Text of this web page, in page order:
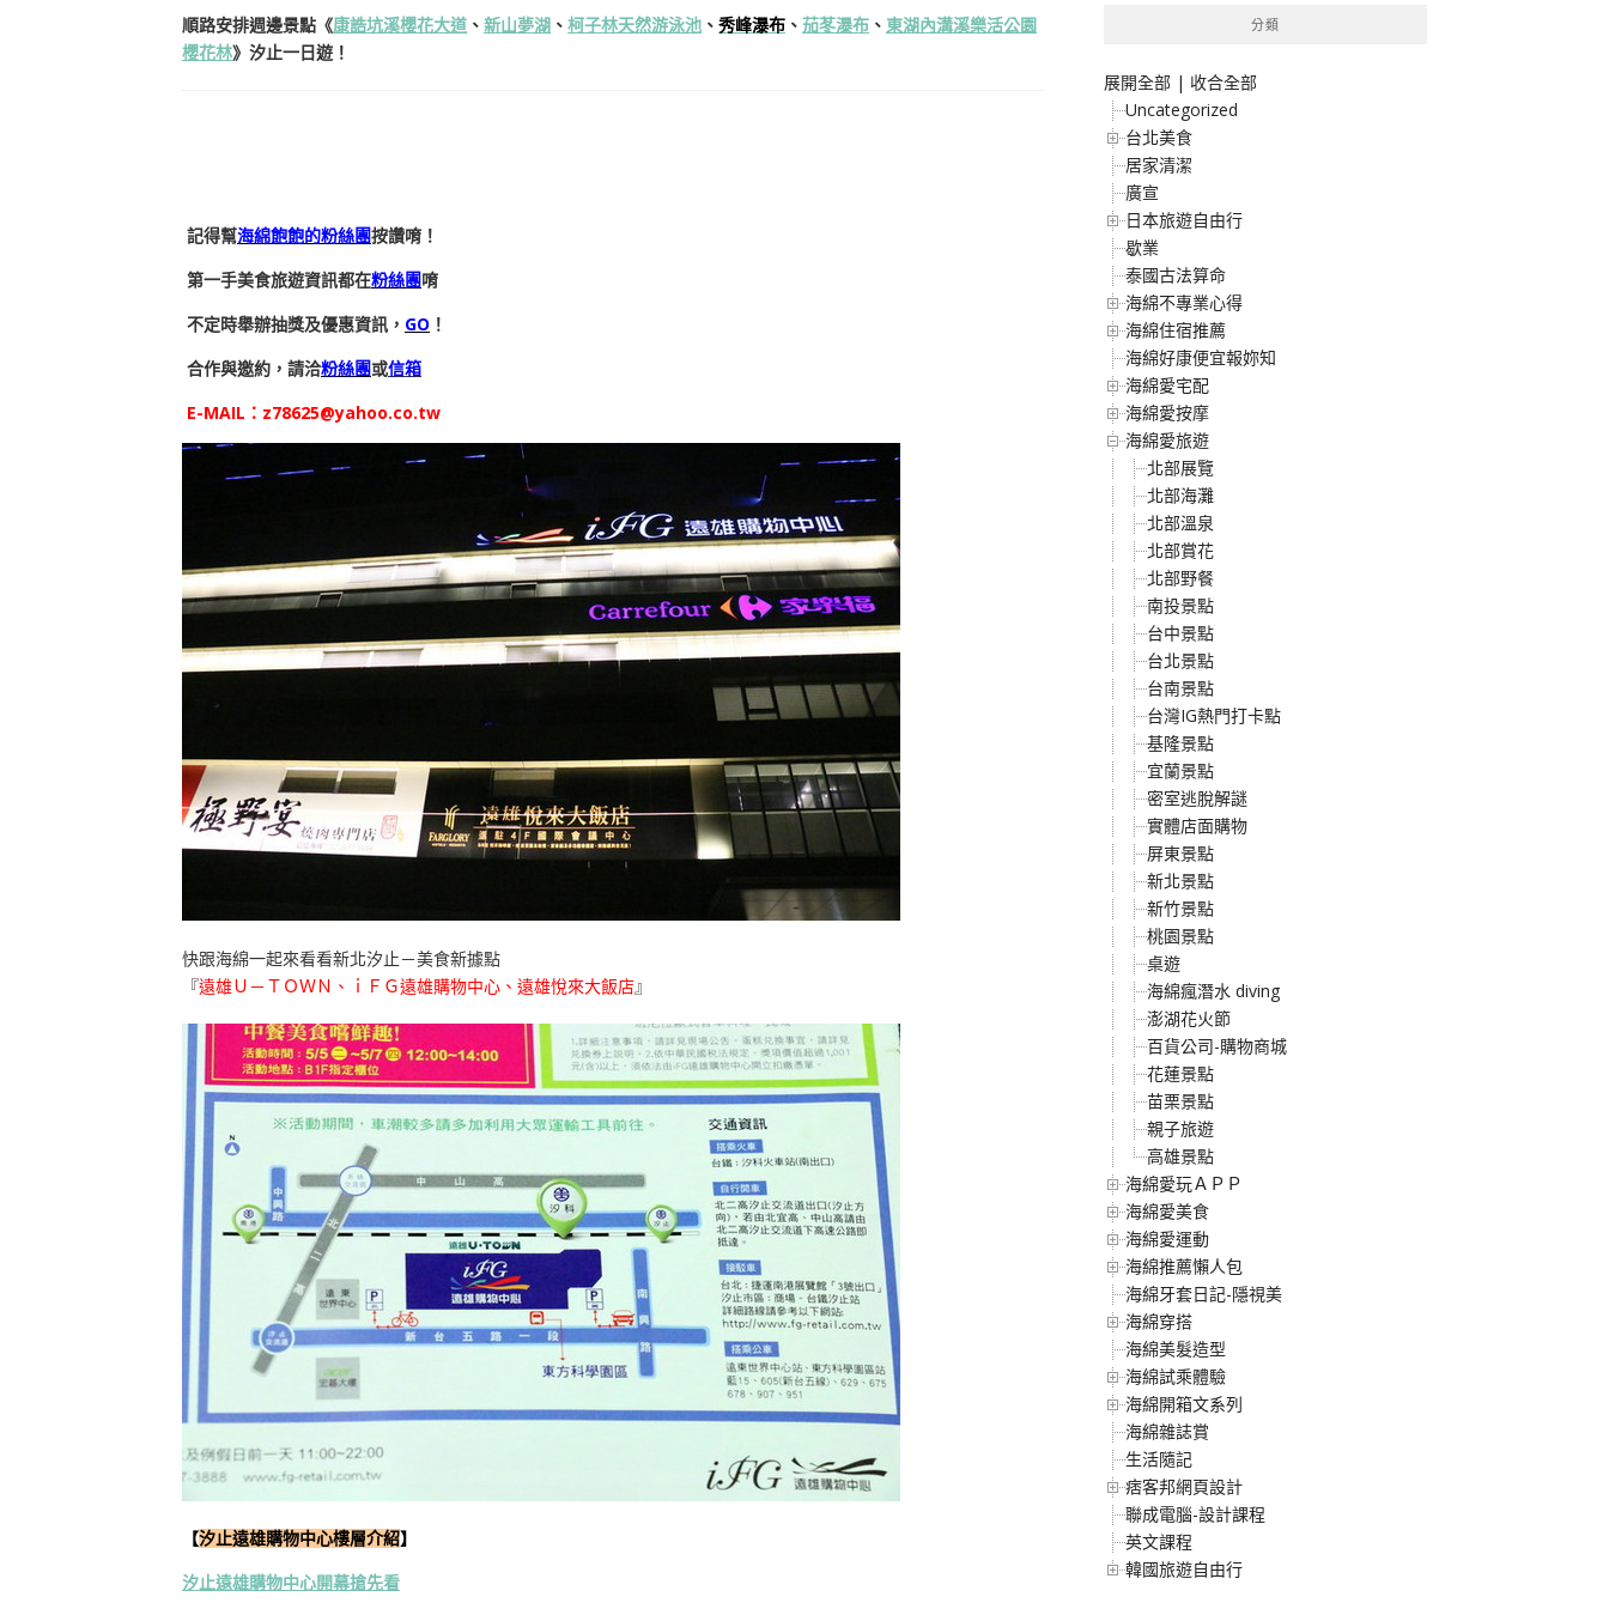
順路安排週邊景點《康誥坑溪櫻花大道 、 新山夢湖 、 柯子林天然游泳池 、 秀峰瀑布 、 茄苳瀑布 、 東湖內溝溪樂活公園
櫻花林》汐止一日遊！
記得幫海綿飽飽的粉絲團按讚唷！
第一手美食旅遊資訊都在粉絲團唷
不定時舉辦抽獎及優惠資訊， GO ！
合作與邀約，請洽粉絲團或信箱
E-MAIL： z78625@yahoo.co.tw
快跟海綿一起來看看新北汐止－美食新據點
『遠雄Ｕ－ＴＯＷＮ、ｉＦＧ遠雄購物中心、遠雄悅來大飯店』
【汐止遠雄購物中心樓層介紹】
汐止遠雄購物中心開幕搶先看
分類
展開全部 | 收合全部
Uncategorized
台北美食
居家清潔
廣宣
日本旅遊自由行
歇業
泰國古法算命
海綿不專業心得
海綿住宿推薦
海綿好康便宜報妳知
海綿愛宅配
海綿愛按摩
海綿愛旅遊
北部展覽
北部海灘
北部溫泉
北部賞花
北部野餐
南投景點
台中景點
台北景點
台南景點
台灣IG熱門打卡點
基隆景點
宜蘭景點
密室逃脫解謎
實體店面購物
屏東景點
新北景點
新竹景點
桃園景點
桌遊
海綿瘋潛水 diving
澎湖花火節
百貨公司-購物商城
花蓮景點
苗栗景點
親子旅遊
高雄景點
海綿愛玩ＡＰＰ
海綿愛美食
海綿愛運動
海綿推薦懶人包
海綿牙套日記-隱視美
海綿穿搭
海綿美髮造型
海綿試乘體驗
海綿開箱文系列
海綿雜誌賞
生活隨記
痞客邦網頁設計
聯成電腦-設計課程
英文課程
韓國旅遊自由行